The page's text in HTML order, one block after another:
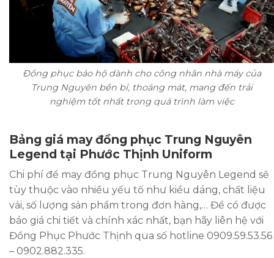
Đồng phục bảo hộ dành cho công nhân nhà máy của
Trung Nguyên bền bỉ, thoáng mát, mang đến trải
nghiệm tốt nhất trong quá trình làm việc
Bảng giá may đồng phục Trung Nguyên
Legend tại Phước Thịnh Uniform
Chi phí để may đồng phục Trung Nguyên Legend sẽ
tùy thuộc vào nhiều yếu tố như kiểu dáng, chất liệu
vải, số lượng sản phẩm trong đơn hàng,… Để có được
báo giá chi tiết và chính xác nhất, bạn hãy liên hệ với
Đồng Phục Phước Thịnh qua số hotline 0909.59.53.56
– 0902.882.335.